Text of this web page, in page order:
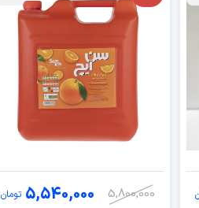
5,800,000
5,540,000 تومان